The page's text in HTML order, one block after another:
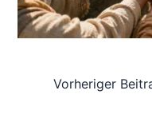
Vorheriger